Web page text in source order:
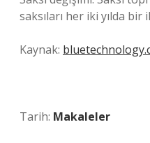
saksıları her iki yılda
Kaynak:
Tarih: Makaleler